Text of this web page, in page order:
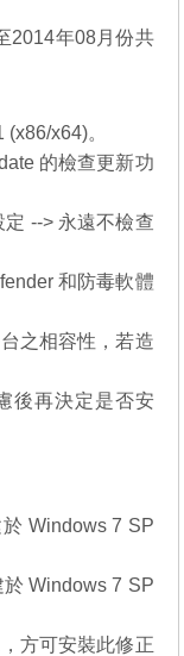
2014年08月份共
x64)。
的檢查更新功
--> 永遠不檢查
和防毒軟體
之相容性，若造
後再決定是否安
Windows 7 SP
於 Windows 7 SP
方可安裝此修正